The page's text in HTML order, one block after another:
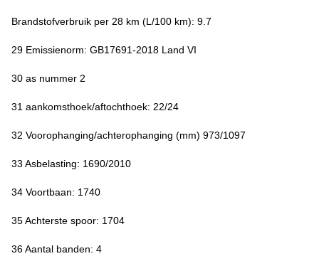
Brandstofverbruik per 28 km (L/100 km): 9.7
29 Emissienorm: GB17691-2018 Land VI
30 as nummer 2
31 aankomsthoek/aftochthoek: 22/24
32 Voorophanging/achterophanging (mm) 973/1097
33 Asbelasting: 1690/2010
34 Voortbaan: 1740
35 Achterste spoor: 1704
36 Aantal banden: 4